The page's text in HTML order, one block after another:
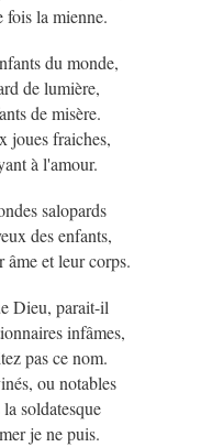
fois la mienne.
du monde,
de lumière,
de misère.
joues fraiches,
à l'amour.
salopards
des enfants,
âme et leur corps.
Dieu, parait-il
infâmes,
pas ce nom.
ou notables
soldatesque
je ne puis.